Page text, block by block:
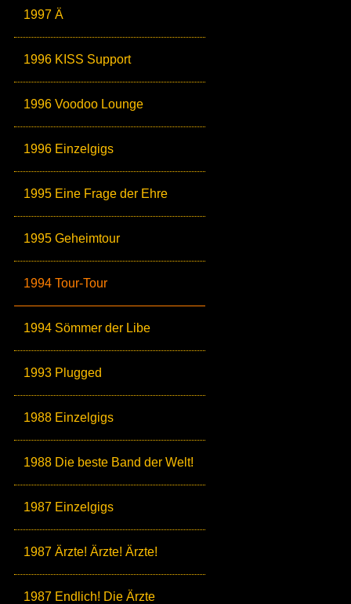
1997 Ä
1996 KISS Support
1996 Voodoo Lounge
1996 Einzelgigs
1995 Eine Frage der Ehre
1995 Geheimtour
1994 Tour-Tour
1994 Sömmer der Libe
1993 Plugged
1988 Einzelgigs
1988 Die beste Band der Welt!
1987 Einzelgigs
1987 Ärzte! Ärzte! Ärzte!
1987 Endlich! Die Ärzte